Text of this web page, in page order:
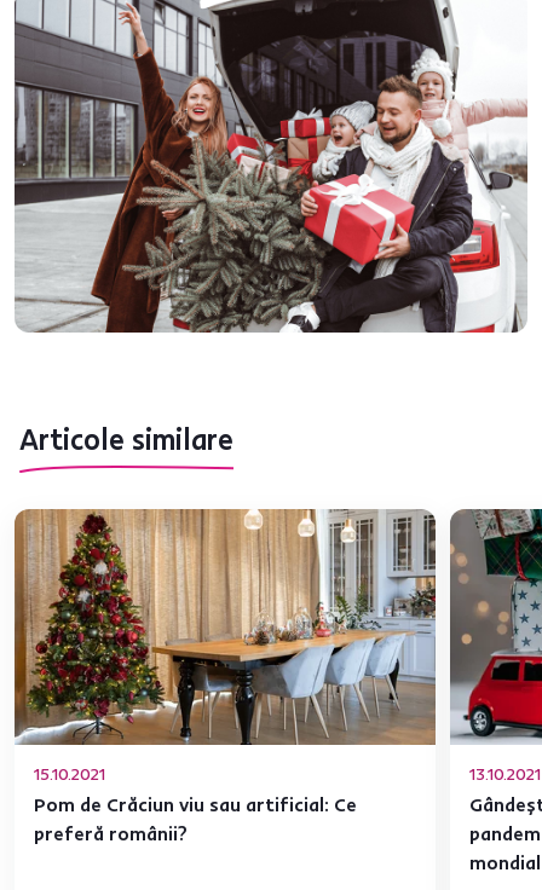
Articole similare
15.10.2021
Pom de Crăciun viu sau artificial: Ce
preferă românii?
13.10.2021